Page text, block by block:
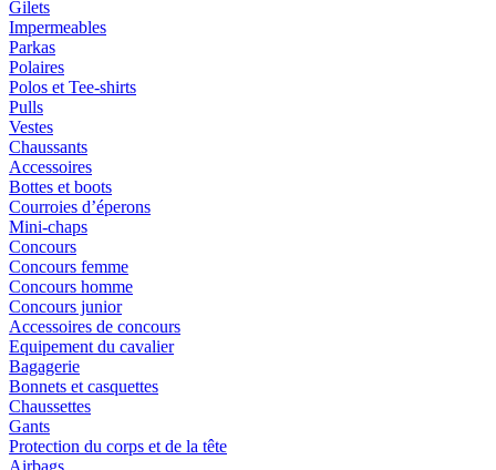
Gilets
Impermeables
Parkas
Polaires
Polos et Tee-shirts
Pulls
Vestes
Chaussants
Accessoires
Bottes et boots
Courroies d’éperons
Mini-chaps
Concours
Concours femme
Concours homme
Concours junior
Accessoires de concours
Equipement du cavalier
Bagagerie
Bonnets et casquettes
Chaussettes
Gants
Protection du corps et de la tête
Airbags